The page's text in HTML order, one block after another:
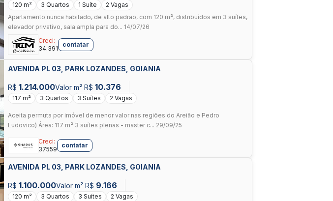
120 m² 3 Quartos 1 Suíte
2 Vagas
Apartamento nunca habitado, de alto padrão, com 120 m², distribuídos em 3 suítes,
elevador privativo, sala ampla para do... 14/07/26
Creci:
34.391
contatar
AVENIDA PL 03, PARK LOZANDES, GOIANIA
R$ 1.214.000Valor m² R$ 10.376
117 m² 3 Quartos 3 Suítes 2 Vagas
Aceita permuta por imóvel de menor valor nas regiões do Areião e Pedro
Ludovico) Área: 117 m² 3 suítes plenas - master c... 29/09/25
Creci:
37559
contatar
AVENIDA PL 03, PARK LOZANDES, GOIANIA
R$ 1.100.000Valor m² R$ 9.166
120 m² 3 Quartos 3 Suítes 2 Vagas